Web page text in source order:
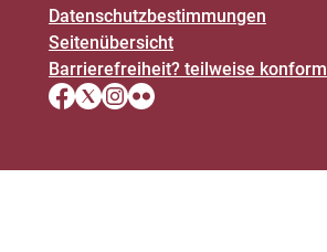
Datenschutz­bestimmungen
Seitenübersicht
Barrierefreiheit? teilweise konform